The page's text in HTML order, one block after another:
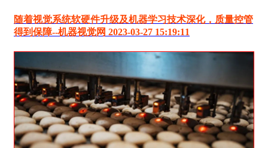
随着视觉系统软硬件升级及机器学习技术深化，质量控管
得到保障--机器视觉网 2023-03-27 15:19:11